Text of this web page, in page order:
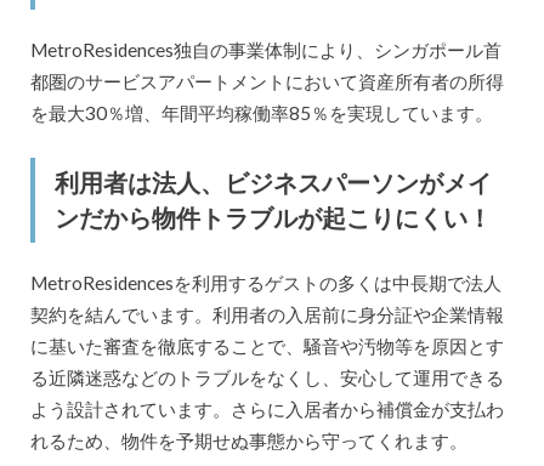
MetroResidences独自の事業体制により、シンガポール首
都圏のサービスアパートメントにおいて資産所有者の所得
を最大30％増、年間平均稼働率85％を実現しています。
利用者は法人、ビジネスパーソンがメイ
ンだから物件トラブルが起こりにくい！
MetroResidencesを利用するゲストの多くは中長期で法人
契約を結んでいます。利用者の入居前に身分証や企業情報
に基いた審査を徹底することで、騒音や汚物等を原因とす
る近隣迷惑などのトラブルをなくし、安心して運用できる
よう設計されています。さらに入居者から補償金が支払わ
れるため、物件を予期せぬ事態から守ってくれます。